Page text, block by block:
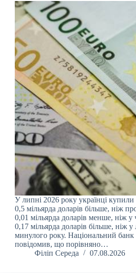
У липні 2026 року українці
0,5 мільярда доларів більше, ніж
0,01 мільярда доларів менше, ніж у
0,17 мільярда доларів більше, ніж у
минулого року. Національний банк
повідомив, що порівняно…
Філіп Середа
07.08.2026